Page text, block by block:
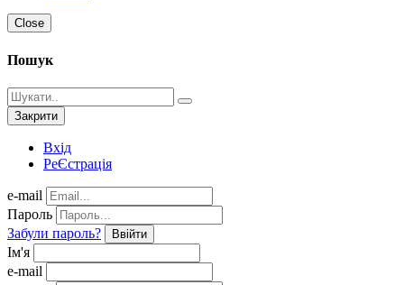
Close
Пошук
Закрити
Вхід
РеЄстрація
e-mail
Пароль
Забули пароль?
Ввійти
Ім'я
e-mail